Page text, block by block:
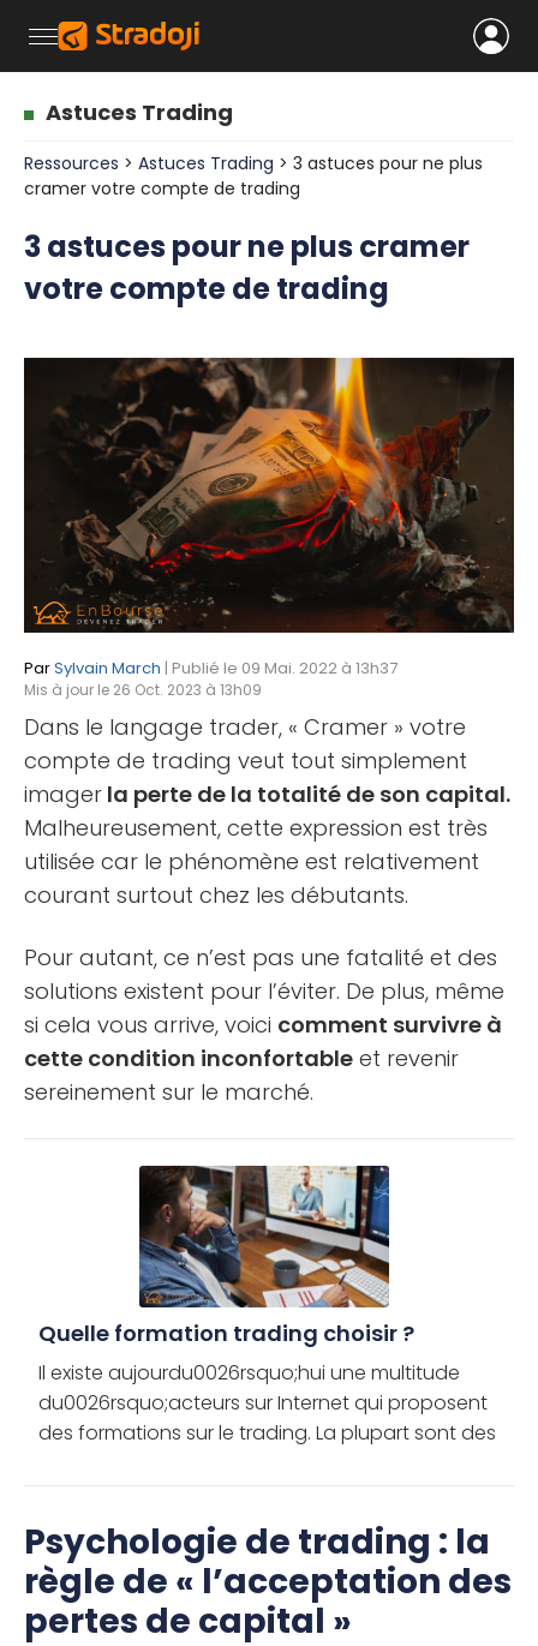
Astuces Trading
Ressources > Astuces Trading > 3 astuces pour ne plus
cramer votre compte de trading
3 astuces pour ne plus cramer
votre compte de trading
ParSylvain March | Publié le 09 Mai. 2022 à 13h37
Mis à jour le 26 Oct. 2023 à 13h09
Dans le langage trader, « Cramer » votre
compte de trading veut tout simplement
imager la perte de la totalité de son capital.
Malheureusement, cette expression est très
utilisée car le phénomène est relativement
courant surtout chez les débutants.
Pour autant, ce n’est pas une fatalité et des
solutions existent pour l’éviter. De plus, même
si cela vous arrive, voici comment survivre à
cette condition inconfortable et revenir
sereinement sur le marché.
Quelle formation trading choisir ?
Il existe aujourdu0026rsquo;hui une multitude
du0026rsquo;acteurs sur Internet qui proposent
des formations sur le trading. La plupart sont des
Psychologie de trading : la
règle de « l’acceptation des
pertes de capital »